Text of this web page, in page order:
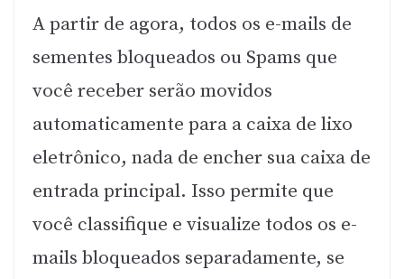
A partir de agora, todos os e-mails de
sementes bloqueados ou Spams que
você receber serão movidos
automaticamente para a caixa de lixo
eletrônico, nada de encher sua caixa de
entrada principal. Isso permite que
você classifique e visualize todos os e-
mails bloqueados separadamente, se